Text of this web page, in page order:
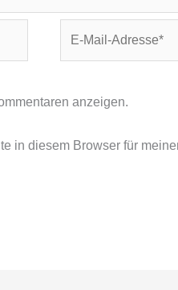
anzeigen.
in diesem Browser für